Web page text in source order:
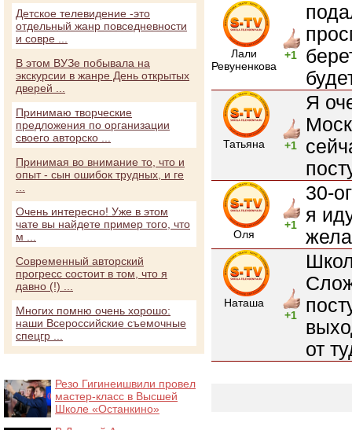
Лали
Ревуненкова
+1
Татьяна +1
Я
Оля
+1
30-
я
Наташа
+1
от
Детское телевидение -это
отдельный жанр повседневности
и совре ...
В этом ВУЗе побывала на
экскурсии в жанре День открытых
дверей ...
Принимаю творческие
предложения по организации
своего авторско ...
Принимая во внимание то, что и
опыт - сын ошибок трудных, и ге
Очень интересно! Уже в этом
чате вы найдете пример того, что
м ...
Современный авторский
прогресс состоит в том, что я
давно (!) ...
Многих помню очень хорошо:
наши Всероссийские съемочные
спецгр ...
Резо Гигинеишвили провел
мастер-класс в Высшей
Школе «Останкино»